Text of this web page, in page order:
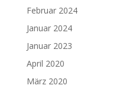
Februar 2024
Januar 2024
Januar 2023
April 2020
März 2020